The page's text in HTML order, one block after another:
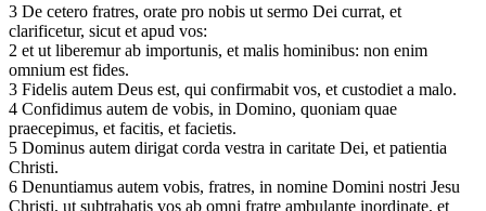
3 De cetero fratres, orate pro nobis ut sermo Dei currat, et
clarificetur, sicut et apud vos:
2 et ut liberemur ab importunis, et malis hominibus: non enim
omnium est fides.
3 Fidelis autem Deus est, qui confirmabit vos, et custodiet a malo.
4 Confidimus autem de vobis, in Domino, quoniam quae
praecepimus, et facitis, et facietis.
5 Dominus autem dirigat corda vestra in caritate Dei, et patientia
Christi.
6 Denuntiamus autem vobis, fratres, in nomine Domini nostri Jesu
Christi, ut subtrahatis vos ab omni fratre ambulante inordinate, et